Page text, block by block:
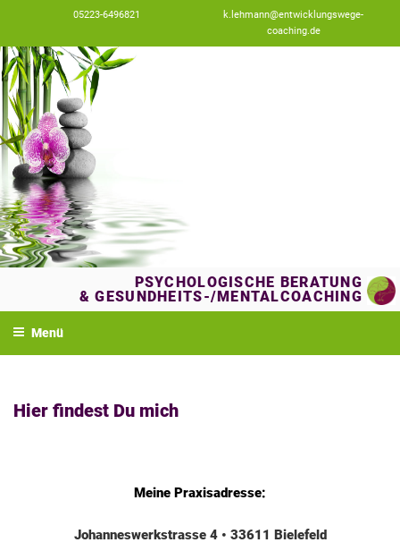
k.lehmann@entwicklungswege-
coaching.de
05223-6496821
springen
PSYCHOLOGISCHE BERATUNG
& GESUNDHEITS-/MENTALCOACHING
Menü
Hier findest Du mich
Meine Praxisadresse:
Johanneswerkstrasse 4 • 33611 Bielefeld